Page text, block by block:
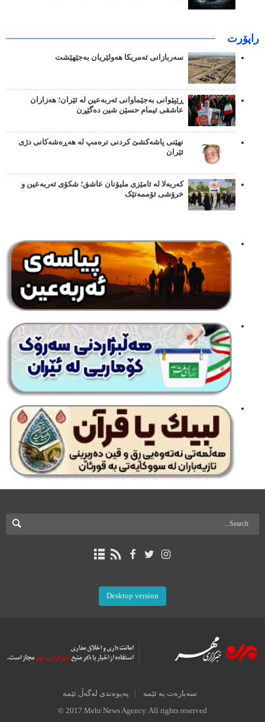
راپۆرت
سەربازانی ئەمریکا هەولێریان بەجێهێشت
ڕێپێوانی بەجێماوانی ئەربەعین لە ئێران؛ هەزاران
عاشقی ئیمام حسێن شین دەگێڕن
نهێنی پاشەکشێ کردنی ترەمپ لە هەڕەشەکانی دژی
ئێران
کەربەلا لە ئامێزی ملیۆنان عاشق؛ شکۆی ئەربەعین و
خرۆشی ئۆممەتێک
Desktop version
سەبارەت بە ئێمە پەیوەندی لەگەڵ ئێمە
© 2017 Mehr News Agency. All rights reserved